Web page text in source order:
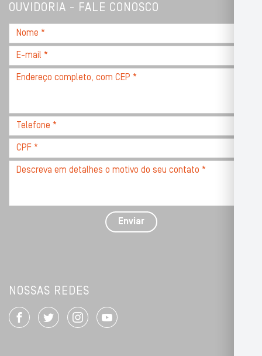
OUVIDORIA - FALE CONOSCO
Nome
*
E-
mail
Endereço
CEP
Telefone
*
CPF
*
Descreva
com
Enviar
NOSSAS REDES